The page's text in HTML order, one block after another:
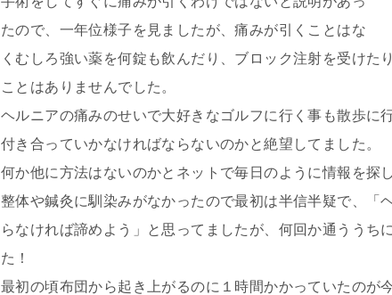
たので、一年位様子を見ましたが、痛みが引くことはな
くむしろ強い薬を何錠も飲んだり、ブロック注射を受けた
ことはありませんでした。
ヘルニアの痛みのせいで大好きなゴルフに行く事も散歩に
付き合っていかなければならないのかと絶望してました。
何か他に方法はないのかとネットで毎日のように情報を探
整体や鍼灸に馴染みがなかったので最初は半信半疑で、「
らなければ諦めよう」と思ってましたが、何回か通ううち
た！
最初の頃布団から起き上がるのに１時間かかっていたのが